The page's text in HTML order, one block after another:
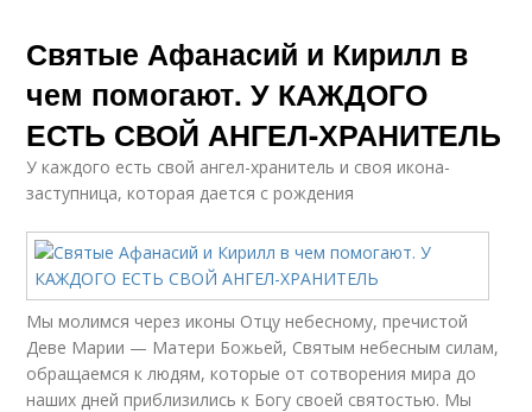
Святые Афанасий и Кирилл в
чем помогают. У КАЖДОГО
ЕСТЬ СВОЙ АНГЕЛ-ХРАНИТЕЛЬ
У каждого есть свой ангел-хранитель и своя икона-
заступница, которая дается с рождения
Мы молимся через иконы Отцу небесному, пречистой
Деве Марии — Матери Божьей, Святым небесным силам,
обращаемся к людям, которые от сотворения мира до
наших дней приблизились к Богу своей святостью. Мы